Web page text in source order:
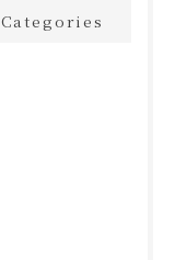
Categories